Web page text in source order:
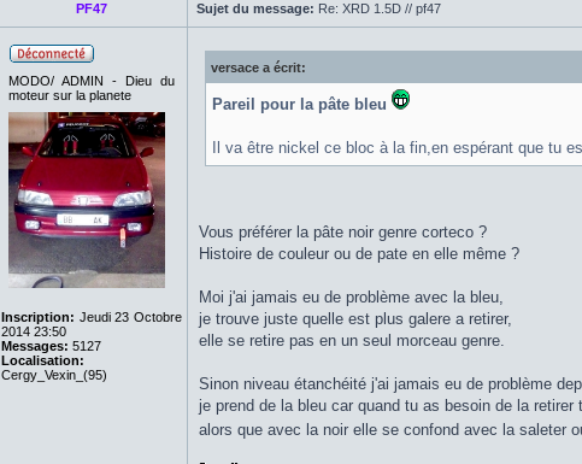
PF47 Sujet du message: Re: XRD 1.5D // pf47
MODO/ ADMIN - Dieu du
moteur sur la planete
Inscription: Jeudi 23 Octobre
2014 23:50
Messages: 5127
Localisation:
Cergy_Vexin_(95)
versace a écrit:
Pareil pour la pâte bleu
Il va être nickel ce bloc à la fin,en espérant que tu
Vous préférer la pâte noir genre corteco ?
Histoire de couleur ou de pate en elle même ?
Moi j'ai jamais eu de problème avec la bleu,
je trouve juste quelle est plus galere a retirer,
elle se retire pas en un seul morceau genre.
Sinon niveau étanchéité j'ai jamais eu de problème
je prend de la bleu car quand tu as besoin de la
alors que avec la noir elle se confond avec la saleter